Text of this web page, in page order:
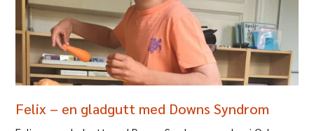
Felix – en gladgutt med Downs Syndrom